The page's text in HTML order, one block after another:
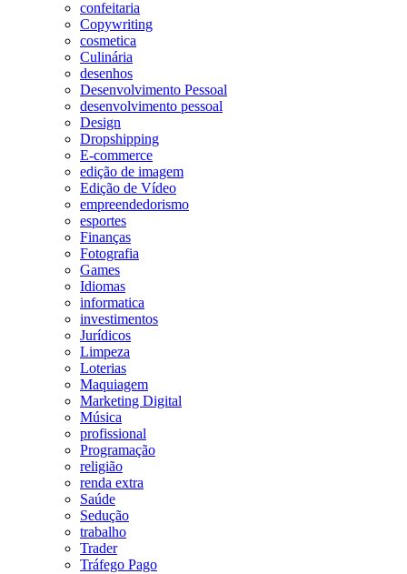
confeitaria
Copywriting
cosmetica
Culinária
desenhos
Desenvolvimento Pessoal
desenvolvimento pessoal
Design
Dropshipping
E-commerce
edição de imagem
Edição de Vídeo
empreendedorismo
esportes
Finanças
Fotografia
Games
Idiomas
informatica
investimentos
Jurídicos
Limpeza
Loterias
Maquiagem
Marketing Digital
Música
profissional
Programação
religião
renda extra
Saúde
Sedução
trabalho
Trader
Tráfego Pago